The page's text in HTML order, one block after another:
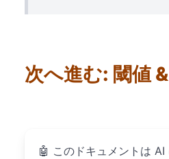
次へ進む: 閾値
🤖 このドキュメントは